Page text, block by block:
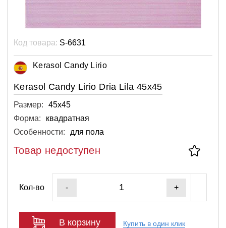
Код товара: S-6631
Kerasol Candy Lirio
Kerasol Candy Lirio Dria Lila 45x45
Размер:
45х45
Форма:
квадратная
Особенности:
для пола
Товар недоступен
Кол-во - +
В корзину Купить в один клик